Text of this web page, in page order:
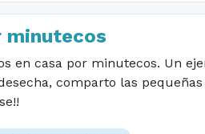
minutecos
en casa por minutecos. Un
comparto las